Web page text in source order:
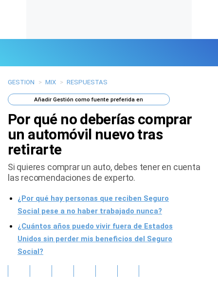
Últimas Noticias
Mi Bolsillo
Respuestas
Gente
Vida Laboral
Tendencias Mix
Sports
GESTION > MIX > RESPUESTAS
AñadirGestión como fuente preferida en
Por qué no deberías comprar
un automóvil nuevo tras
retirarte
Si quieres comprar un auto, debes tener en cuenta
las recomendaciones de experto.
¿Por qué hay personas que reciben Seguro
Social pese a no haber trabajado nunca?
¿Cuántos años puedo vivir fuera de Estados
Unidos sin perder mis beneficios del Seguro
Social?